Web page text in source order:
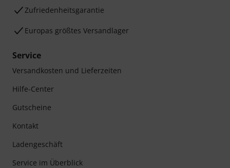
Zufriedenheitsgarantie
Europas größtes Versandlager
Service
Versandkosten und Lieferzeiten
Hilfe-Center
Gutscheine
Kontakt
Ladengeschäft
Service im Überblick